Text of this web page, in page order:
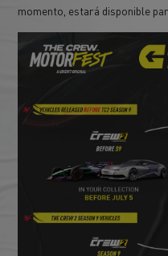
momento, estará disponible